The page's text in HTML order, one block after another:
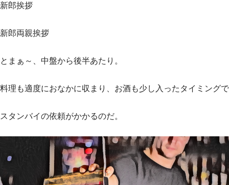
新郎挨拶
新郎両親挨拶
とまぁ～、中盤から後半あたり。
料理も適度におなかに収まり、お酒も少し入ったタイミングで
スタンバイの依頼がかかるのだ。